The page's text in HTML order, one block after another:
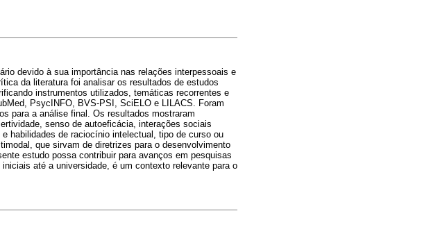
devido à sua importância nas relações interpessoais e
da literatura foi analisar os resultados de estudos
instrumentos utilizados, temáticas recorrentes e
PsycINFO, BVS-PSI, SciELO e LILACS. Foram
para a análise final. Os resultados mostraram
senso de autoeficácia, interações sociais
habilidades de raciocínio intelectual, tipo de curso ou
que sirvam de diretrizes para o desenvolvimento
estudo possa contribuir para avanços em pesquisas
até a universidade, é um contexto relevante para o